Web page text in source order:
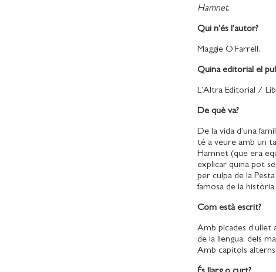
Hamnet.
Qui n’és l’autor?
Maggie O’Farrell.
Quina editorial el
L’Altra Editorial /
De què va?
De la vida d’una
té a veure amb un
Hamnet (que era
explicar quina pot
per culpa de la
famosa de la història.
Com està escrit?
Amb picades
de la llengua, dels
Amb capítols